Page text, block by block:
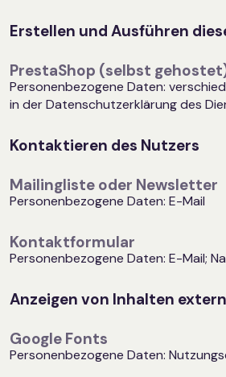
Erstellen und Ausführen
PrestaShop (selbst
Personenbezogene Daten:
in der Datenschutzerklärung des
Kontaktieren des Nutzers
Mailingliste oder Newsletter
Personenbezogene Daten: E-Mail
Kontaktformular
Personenbezogene Daten: E-Mail;
Anzeigen von Inhalten
Google Fonts
Personenbezogene Daten: